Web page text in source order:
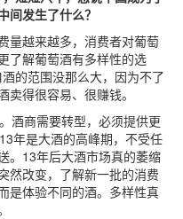
间发生了什么？
量越来越多，消费者对葡萄
了解葡萄酒有多样性的选
的范围没那么大，因为不了
得很容易、很赚钱。
商需要转型，必须提供更
年是大酒的高峰期，不受任
13年后大酒市场真的萎缩
然改变，了解新一批的消费
是体验不同的酒。多样性真